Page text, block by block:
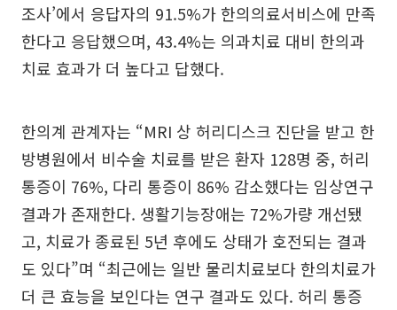
조사’에서 응답자의 91.5%가 한의의료서비스에 만족
한다고 응답했으며, 43.4%는 의과치료 대비 한의과
치료 효과가 더 높다고 답했다.
한의계 관계자는 “MRI 상 허리디스크 진단을 받고 한
방병원에서 비수술 치료를 받은 환자 128명 중, 허리
통증이 76%, 다리 통증이 86% 감소했다는 임상연구
결과가 존재한다. 생활기능장애는 72%가량 개선됐
고, 치료가 종료된 5년 후에도 상태가 호전되는 결과
도 있다”며 “최근에는 일반 물리치료보다 한의치료가
더 큰 효능을 보인다는 연구 결과도 있다. 허리 통증